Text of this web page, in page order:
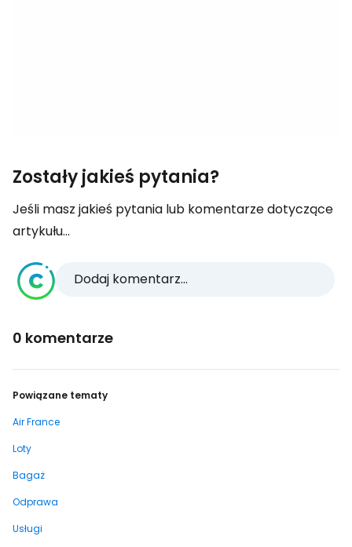
Zostały jakieś pytania?
Jeśli masz jakieś pytania lub komentarze dotyczące
artykułu...
Dodaj komentarz...
0 komentarze
Powiązane tematy
Air France
Loty
Bagaż
Odprawa
Usługi